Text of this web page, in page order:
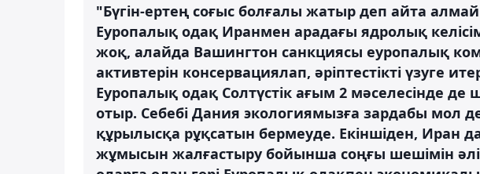
"Бүгін-ертең соғыс болғалы жатыр деп айта
Еуропалық одақ Иранмен арадағы ядролық
жоқ, алайда Вашингтон санкциясы еуропалық
активтерін консервациялап, әріптестікті үзуге
Еуропалық одақ Солтүстік ағым 2 мәселесінде
отыр. Себебі Дания экологиямызға зардабы мол
құрылысқа рұқсатын бермеуде. Екіншіден, Иран
жұмысын жалғастыру бойынша соңғы шешімін